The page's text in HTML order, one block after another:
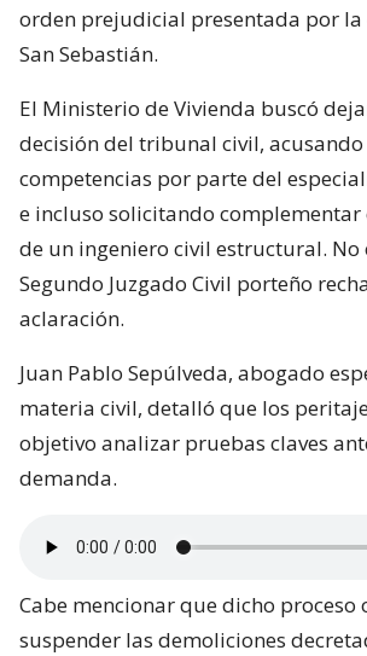
orden prejudicial presentada por
San Sebastián.
El Ministerio de Vivienda buscó
decisión del tribunal civil,
competencias por parte del
e incluso solicitando complementar
de un ingeniero civil estructural. No
Segundo Juzgado Civil porteño
aclaración.
Juan Pablo Sepúlveda, abogado
materia civil, detalló que los
objetivo analizar pruebas claves
demanda.
Cabe mencionar que dicho proceso
suspender las demoliciones